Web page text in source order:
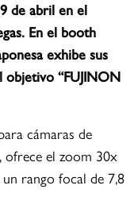
de abril en el
En el booth
exhibe sus
objetivo “FUJINON
cámaras de
ofrece el zoom 30x
rango focal de 7,8